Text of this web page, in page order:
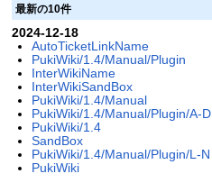
最新の10件
2024-12-18
AutoTicketLinkName
PukiWiki/1.4/Manual/Plugin
InterWikiName
InterWikiSandBox
PukiWiki/1.4/Manual
PukiWiki/1.4/Manual/Plugin/A-D
PukiWiki/1.4
SandBox
PukiWiki/1.4/Manual/Plugin/L-N
PukiWiki